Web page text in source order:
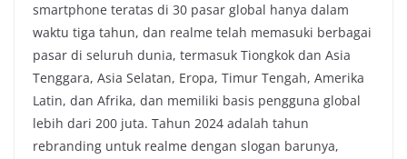
smartphone teratas di 30 pasar global hanya dalam
waktu tiga tahun, dan realme telah memasuki berbagai
pasar di seluruh dunia, termasuk Tiongkok dan Asia
Tenggara, Asia Selatan, Eropa, Timur Tengah, Amerika
Latin, dan Afrika, dan memiliki basis pengguna global
lebih dari 200 juta. Tahun 2024 adalah tahun
rebranding untuk realme dengan slogan barunya,